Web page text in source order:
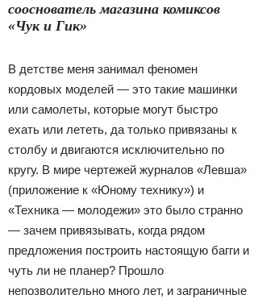
сооснователь магазина комиксов
«Чук и Гик»
В детстве меня занимал феномен
кордовых моделей — это такие машинки
или самолеты, которые могут быстро
ехать или лететь, да только привязаны к
столбу и двигаются исключительно по
кругу. В мире чертежей журналов «Левша»
(приложение к «Юному технику») и
«Техника — молодежи» это было странно
— зачем привязывать, когда рядом
предложения построить настоящую багги и
чуть ли не планер? Прошло
непозволительно много лет, и заграничные